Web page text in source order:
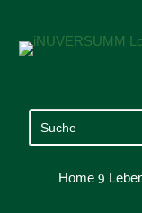
Home 9